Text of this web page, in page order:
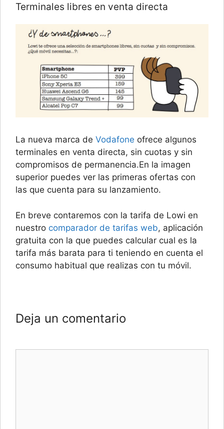
Terminales libres en venta directa
La nueva marca de Vodafone ofrece algunos
terminales en venta directa, sin cuotas y sin
compromisos de permanencia.En la imagen
superior puedes ver las primeras ofertas con
las que cuenta para su lanzamiento.
En breve contaremos con la tarifa de Lowi en
nuestro comparador de tarifas web, aplicación
gratuita con la que puedes calcular cual es la
tarifa más barata para ti teniendo en cuenta el
consumo habitual que realizas con tu móvil.
Deja un comentario